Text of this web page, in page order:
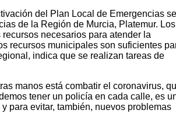
del Plan Local de Emergencias
de la Región de Murcia, Platemur. Los
necesarios para atender la
recursos municipales son suficientes
indica que se realizan tareas de
manos está combatir el coronavirus,
tener un policía en cada calle, es
para evitar, también, nuevos problemas